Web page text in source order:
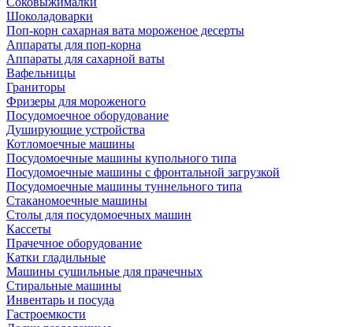
Шоколадоварки
Поп-корн сахарная вата мороженое десерты
Аппараты для поп-корна
Аппараты для сахарной ваты
Вафельницы
Граниторы
Фризеры для мороженого
Посудомоечное оборудование
Душирующие устройства
Котломоечные машины
Посудомоечные машины купольного типа
Посудомоечные машины с фронтальной загрузкой
Посудомоечные машины туннельного типа
Стаканомоечные машины
Столы для посудомоечных машин
Кассеты
Прачечное оборудование
Катки гладильные
Машины сушильные для прачечных
Стиральные машины
Инвентарь и посуда
Гастроемкости